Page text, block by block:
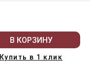
В КОРЗИНУ
Купить в 1 клик